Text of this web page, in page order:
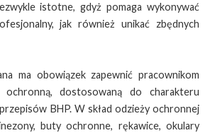
istotne, gdyż pomaga wykonywać
jak również unikać zbędnych
ma obowiązek zapewnić pracownikom
ochronną, dostosowaną do charakteru
BHP. W skład odzieży ochronnej
buty ochronne, rękawice, okulary